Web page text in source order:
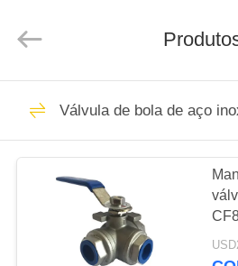
PARA
CASA
PRODUTOS
SOBRE
Equipment
Rights
Regulador
pressão do
Válvula de bola de aço